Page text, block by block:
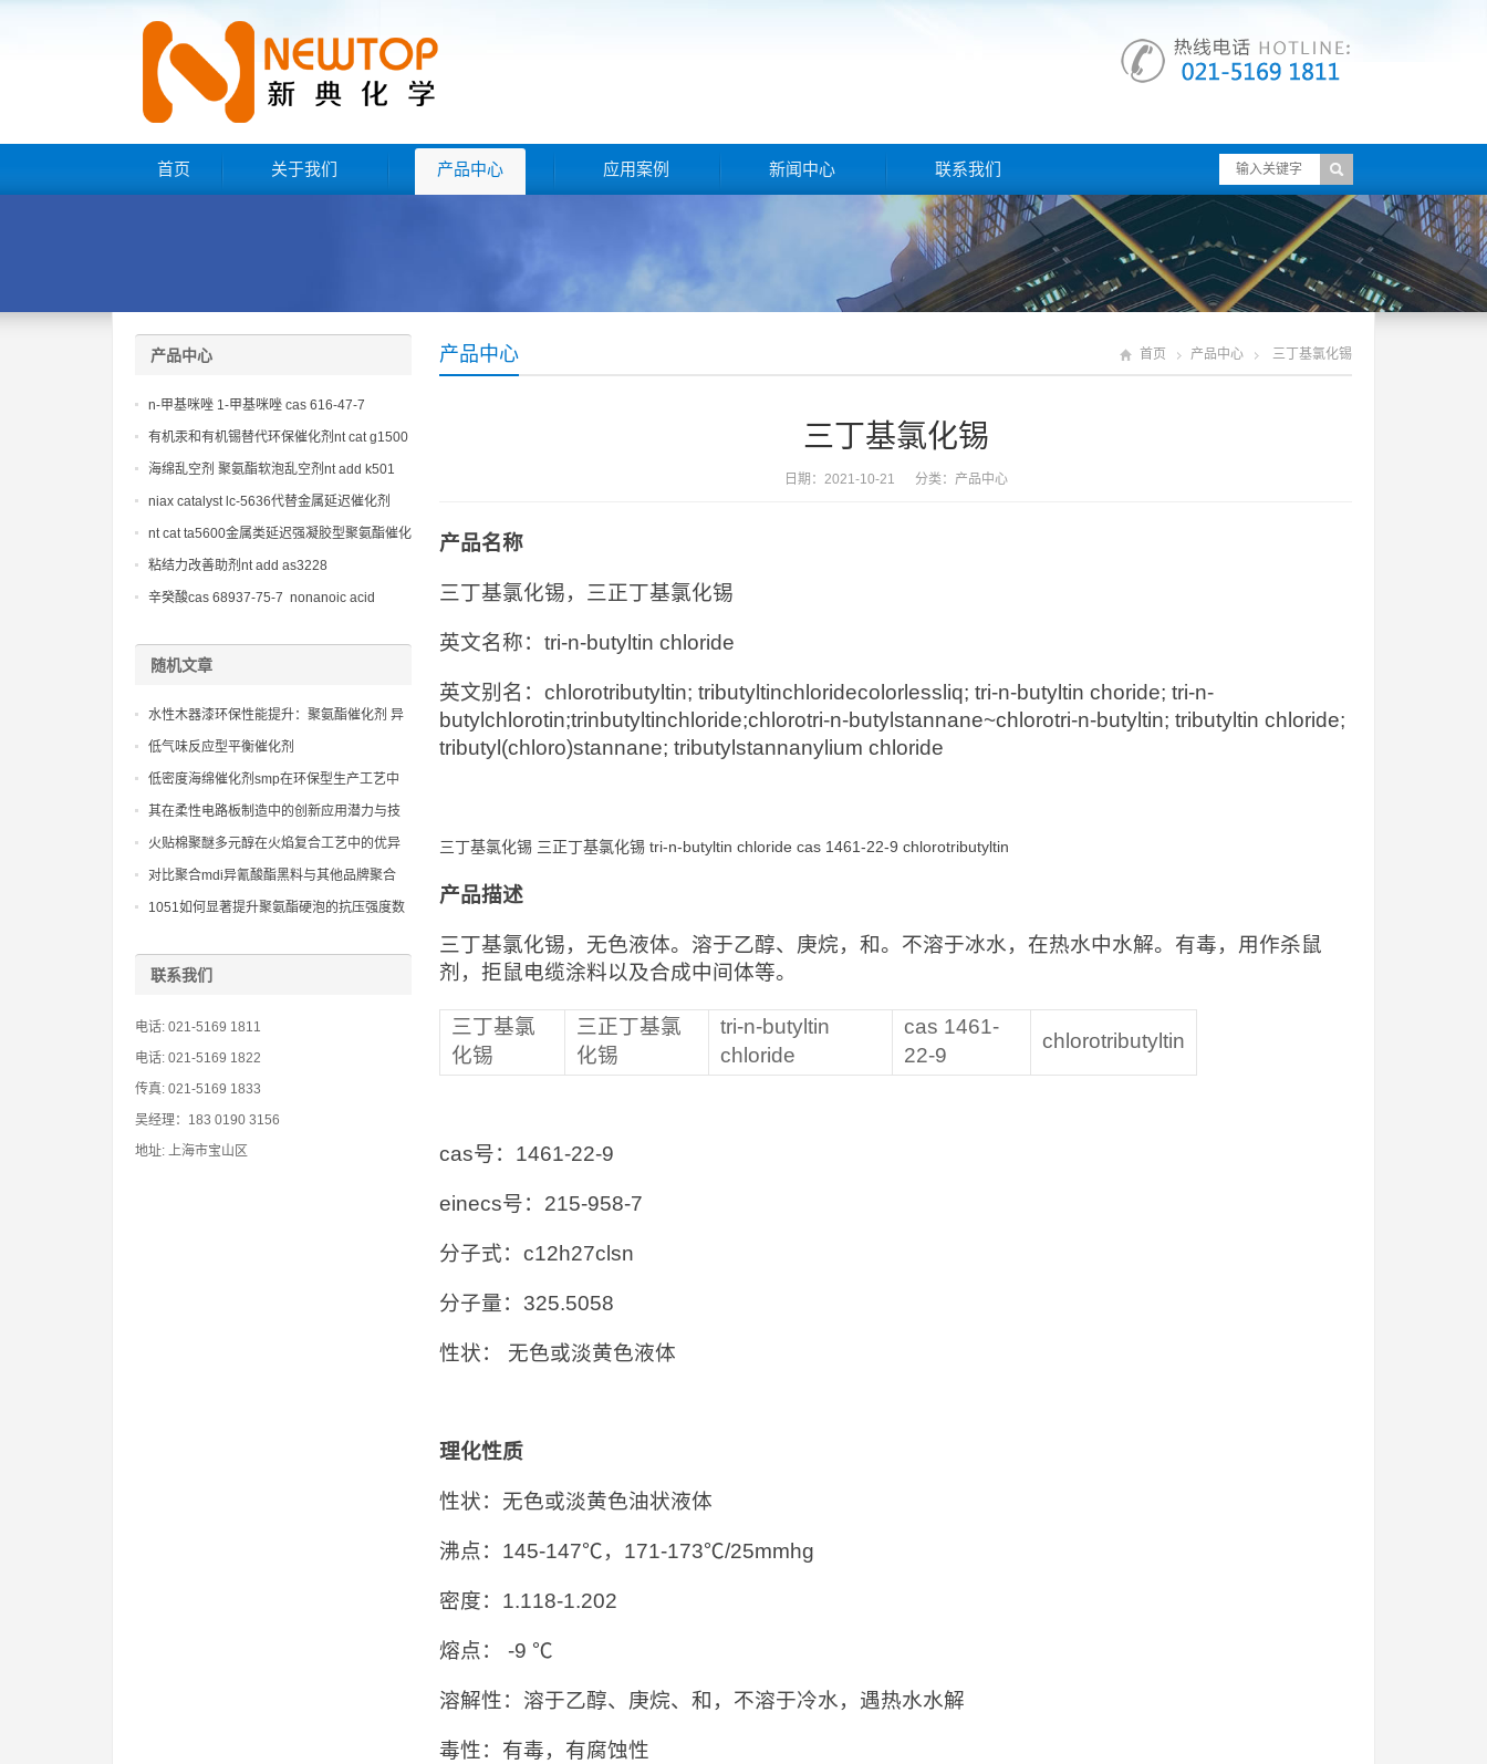
首页 关于我们 产品中心 应用案例 新闻中心 联系我们
产品中心 首页 产品中心 三丁基氯化锡
三丁基氯化锡
日期：2021-10-21 分类： 产品中心
产品名称
三丁基氯化锡，三正丁基氯化锡
英文名称：tri-n-butyltin chloride
英文别名：chlorotributyltin; tributyltinchloridecolorlessliq; tri-n-butyltin choride; tri-n-
butylchlorotin;trinbutyltinchloride;chlorotri-n-butylstannane~chlorotri-n-butyltin; tributyltin chloride;
tributyl(chloro)stannane; tributylstannanylium chloride
三丁基氯化锡 三正丁基氯化锡 tri-n-butyltin chloride cas 1461-22-9 chlorotributyltin
产品描述
三丁基氯化锡，无色液体。溶于乙醇、庚烷，和。不溶于冰水，在热水中水解。有毒，用作杀鼠
剂，拒鼠电缆涂料以及合成中间体等。
三丁基氯
化锡
三正丁基氯
化锡
tri-n-butyltin
chloride
cas 1461-
22-9
chlorotributyltin
cas号：1461-22-9
einecs号：215-958-7
分子式：c12h27clsn
分子量：325.5058
性状： 无色或淡黄色液体
理化性质
性状：无色或淡黄色油状液体
沸点：145-147℃，171-173℃/25mmhg
密度：1.118-1.202
熔点： -9 ℃
溶解性：溶于乙醇、庚烷、和，不溶于冷水，遇热水水解
毒性：有毒，有腐蚀性
产品中心
n-甲基咪唑 1-甲基咪唑 cas 616-47-7
lupragen nmi
有机汞和有机锡替代环保催化剂nt cat g1500
海绵乱空剂 聚氨酯软泡乱空剂nt add k501
niax catalyst lc-5636代替金属延迟催化剂
nt cat ta5600金属类延迟强凝胶型聚氨酯催化
剂
粘结力改善助剂nt add as3228
辛癸酸cas 68937-75-7 nonanoic acid
随机文章
水性木器漆环保性能提升：聚氨酯催化剂 异
辛酸锌的应用与市场前景
低气味反应型平衡催化剂
低密度海绵催化剂smp在环保型生产工艺中
的角色
其在柔性电路板制造中的创新应用潜力与技
术展望
火贴棉聚醚多元醇在火焰复合工艺中的优异
表现与卓越粘接力
对比聚合mdi异氰酸酯黑料与其他品牌聚合
mdi的性能特点与应用差异
1051如何显著提升聚氨酯硬泡的抗压强度数
联系我们
电话: 021-5169 1811
电话: 021-5169 1822
传真: 021-5169 1833
吴经理：183 0190 3156
地址: 上海市宝山区